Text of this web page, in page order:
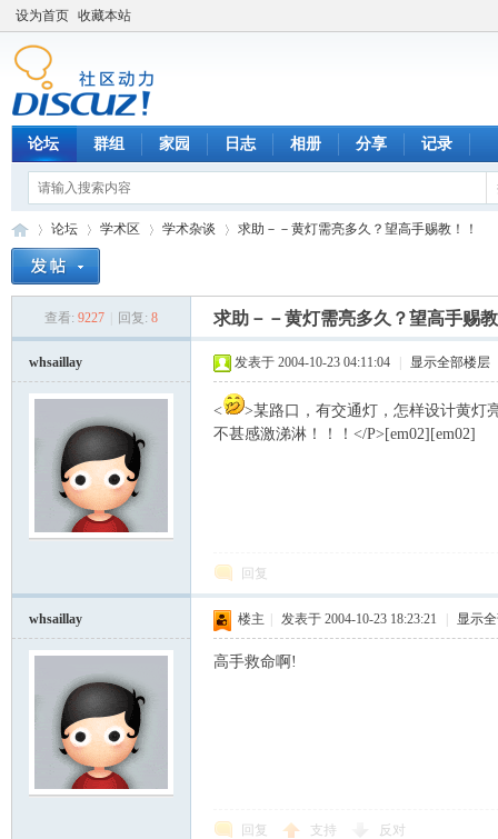
设为首页 收藏本站
论坛 群组 家园 日志 相册 分享 记录
论坛
›
学术区
›
学术杂谈
›
求助－－黄灯需亮多久？望高手赐教！！
查看: 9227 回复: 8 求助－－黄灯需亮多久？望高手赐
whsaillay 发表于 2004-10-23 04:11:04 显示全部楼层
<
>某路口，有交通灯，怎样设计黄灯
不甚感激涕淋！！！</P>[em02][em02]
回复
whsaillay 楼主 发表于 2004-10-23 18:23:21 显示
高手救命啊!
回复 支持 反对